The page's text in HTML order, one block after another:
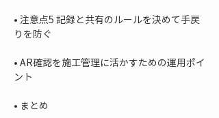
• 注意点5 記録と共有のルールを決めて手戻
• AR確認を施工管理に活かすための運用ポイ
• まとめ